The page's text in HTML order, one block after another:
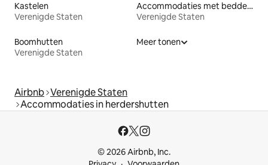
Kastelen
Verenigde Staten
Accommodaties met bedden op toegankelijke hoogte
Verenigde Staten
Boomhutten
Verenigde Staten
Meer tonen
Airbnb Verenigde Staten
Accommodaties in herdershutten
© 2026 Airbnb, Inc.